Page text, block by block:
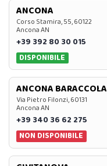
ANCONA
Corso Stamira, 55, 60122
Ancona AN
+39 392 80 30 015
DISPONIBILE
ANCONA BARACCOLA
Via Pietro Filonzi, 60131
Ancona AN
+39 340 36 62 275
NON DISPONIBILE